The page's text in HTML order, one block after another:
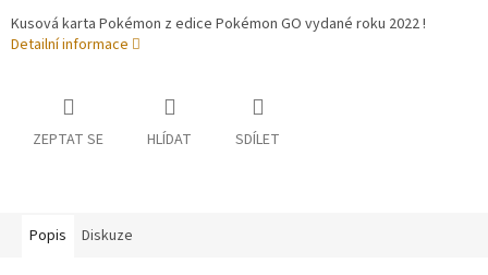
Kusová karta Pokémon z edice Pokémon GO vydané roku 2022 !
Detailní informace
ZEPTAT SE HLÍDAT SDÍLET
Popis Diskuze